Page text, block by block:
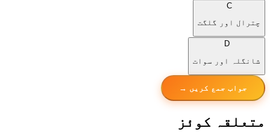
C
چترال اور گلگت
D
شانگلہ اور سوات
جواب جمع کریں →
متعلقہ کوئز